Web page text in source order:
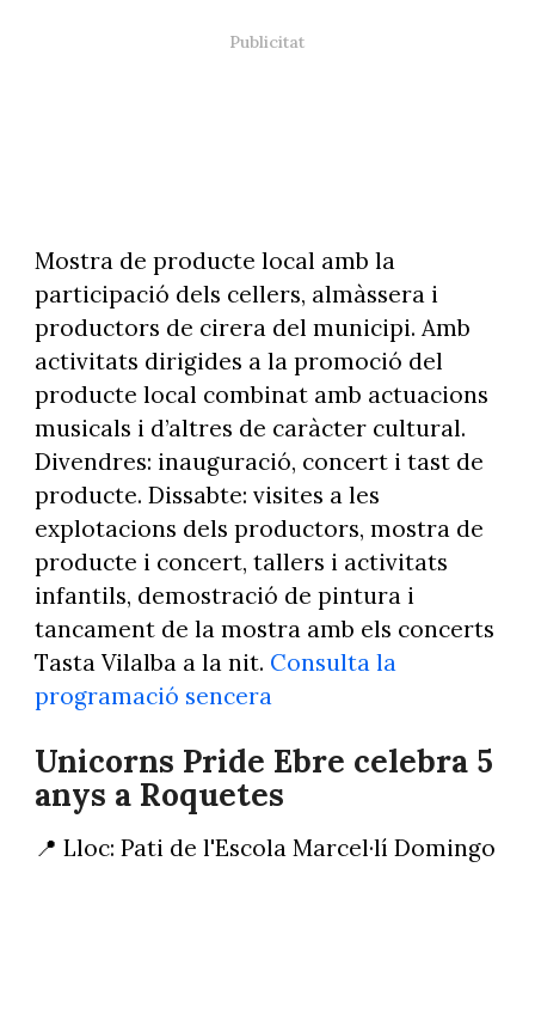
Mostra de producte local amb la
participació dels cellers, almàssera i
productors de cirera del municipi. Amb
activitats dirigides a la promoció del
producte local combinat amb actuacions
musicals i d’altres de caràcter cultural.
Divendres: inauguració, concert i tast de
producte. Dissabte: visites a les
explotacions dels productors, mostra de
producte i concert, tallers i activitats
infantils, demostració de pintura i
tancament de la mostra amb els concerts
Tasta Vilalba a la nit. Consulta la
programació sencera
Unicorns Pride Ebre celebra 5
anys a Roquetes
📍 Lloc: Pati de l'Escola Marcel·lí Domingo